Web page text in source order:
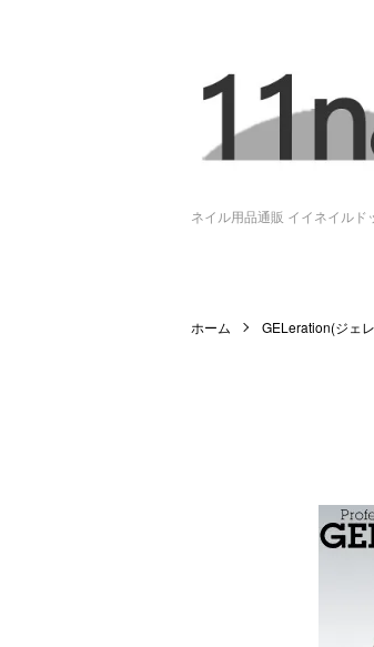
ネイル用品通販 イイネイルド
ホーム GELeration(ジェ